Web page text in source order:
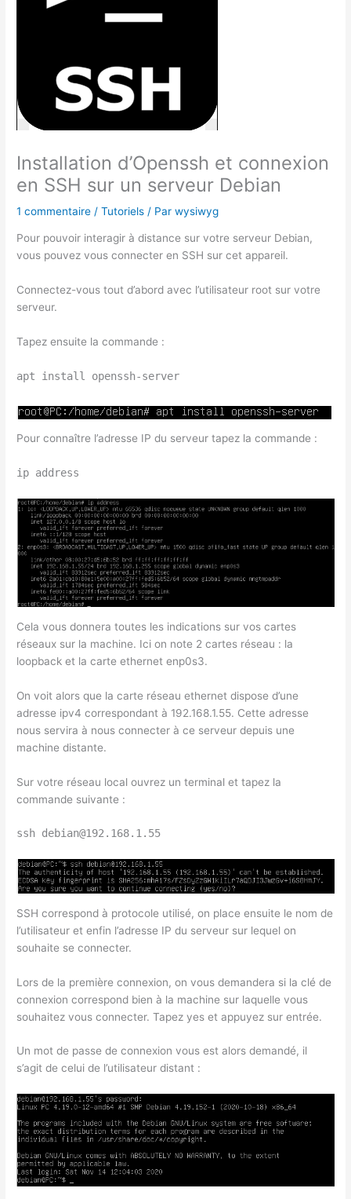
Installation d’Openssh et connexion
en SSH sur un serveur Debian
1 commentaire /Tutoriels / Parwysiwyg
Pour pouvoir interagir à distance sur votre serveur Debian,
vous pouvez vous connecter en SSH sur cet appareil.
Connectez-vous tout d’abord avec l’utilisateur root sur votre
serveur.
Tapez ensuite la commande :
apt install openssh-server
Pour connaître l’adresse IP du serveur tapez la commande :
ip address
Cela vous donnera toutes les indications sur vos cartes
réseaux sur la machine. Ici on note 2 cartes réseau : la
loopback et la carte ethernet enp0s3.
On voit alors que la carte réseau ethernet dispose d’une
adresse ipv4 correspondant à 192.168.1.55. Cette adresse
nous servira à nous connecter à ce serveur depuis une
machine distante.
Sur votre réseau local ouvrez un terminal et tapez la
commande suivante :
ssh debian@192.168.1.55
SSH correspond à protocole utilisé, on place ensuite le nom de
l’utilisateur et enfin l’adresse IP du serveur sur lequel on
souhaite se connecter.
Lors de la première connexion, on vous demandera si la clé de
connexion correspond bien à la machine sur laquelle vous
souhaitez vous connecter. Tapez yes et appuyez sur entrée.
Un mot de passe de connexion vous est alors demandé, il
s’agit de celui de l’utilisateur distant :